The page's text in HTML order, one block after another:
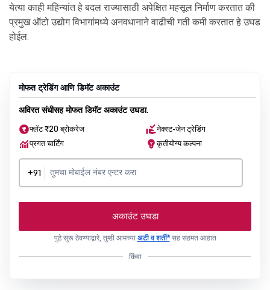
येत्या काही महिन्यांत हे बदल राज्यासाठी अपेक्षित महसूल निर्माण करतात की
प्रमुख ऑटो उद्योग विभागांमध्ये अनवधानाने वाढीची गती कमी करतात हे उघड
होईल.
मोफत ट्रेडिंग आणि डिमॅट अकाउंट
अविरत संधीसह मोफत डिमॅट अकाउंट उघडा.
फ्लॅट ₹20 ब्रोकरेज
नेक्स्ट-जेन ट्रेडिंग
प्रगत चार्टिंग
कृतीयोग्य कल्पना
+91
अकाउंट उघडा
पुढे सुरू ठेवण्याद्वारे, तुम्ही आमच्या अटी व शर्ती*सह सहमत आहात
किंवा